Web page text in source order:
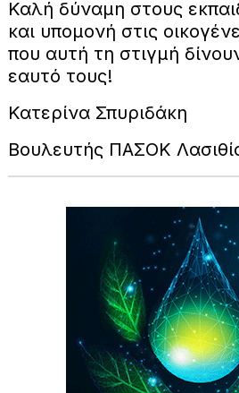
Καλή δύναμη στους
και υπομονή στις
που αυτή τη στιγμή
εαυτό τους!
Κατερίνα Σπυριδάκη
Βουλευτής ΠΑΣΟΚ